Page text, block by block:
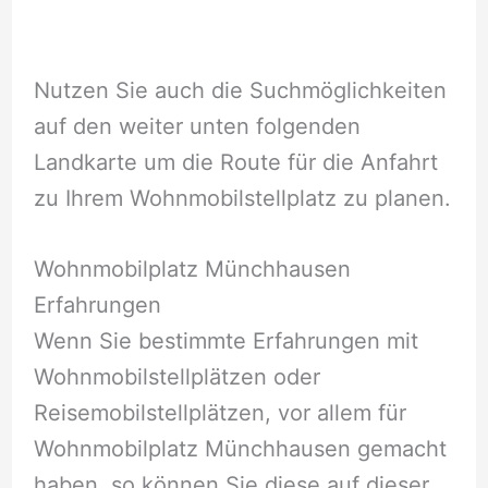
Nutzen Sie auch die Suchmöglichkeiten
auf den weiter unten folgenden
Landkarte um die Route für die Anfahrt
zu Ihrem Wohnmobilstellplatz zu planen.
Wohnmobilplatz Münchhausen
Erfahrungen
Wenn Sie bestimmte Erfahrungen mit
Wohnmobilstellplätzen oder
Reisemobilstellplätzen, vor allem für
Wohnmobilplatz Münchhausen gemacht